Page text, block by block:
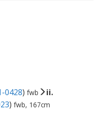
0428) fwb
ii.
) fwb, 167cm